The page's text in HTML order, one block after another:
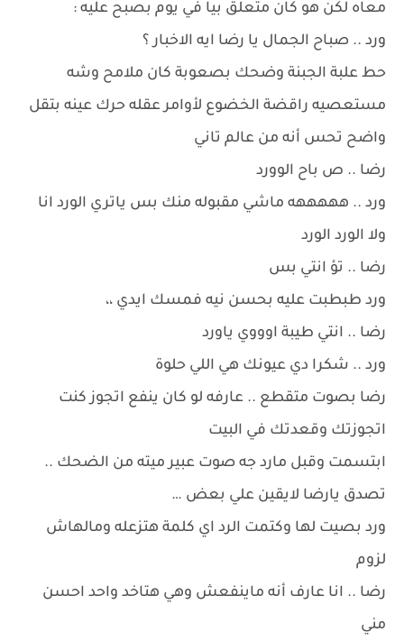
معاه لكن هو كان متعلق بيا في يوم بصبح عليه :
ورد .. صباح الجمال يا رضا ايه الاخبار ؟
حط علبة الجبنة وضحك بصعوبة كان ملامح وشه
مستعصيه راقضة الخضوع لأوامر عقله حرك عينه بتقل
واضح تحس أنه من عالم تاني
رضا .. ص باح الوورد
ورد .. هههههه ماشي مقبوله منك بس ياتري الورد انا
ولا الورد الورد
رضا .. تؤ انتي بس
ورد طبطبت عليه بحسن نيه فمسك ايدي ،،
رضا .. انتي طيبة اوووي ياورد
ورد .. شكرا دي عيونك هي اللي حلوة
رضا بصوت متقطع .. عارفه لو كان ينفع اتجوز كنت
اتجوزتك وقعدتك في البيت
ابتسمت وقبل مارد جه صوت عبير ميته من الضحك ..
تصدق يارضا لايقين علي بعض …
ورد بصيت لها وكتمت الرد اي كلمة هتزعله ومالهاش
لزوم
رضا .. انا عارف أنه ماينفعش وهي هتاخد واحد احسن
مني